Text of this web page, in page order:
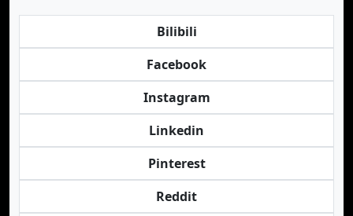
Bilibili
Facebook
Instagram
Linkedin
Pinterest
Reddit